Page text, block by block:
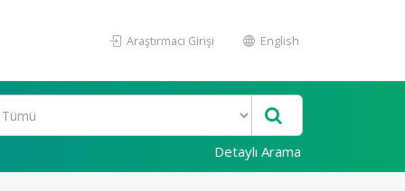
Araştırmacı Girişi English
Detaylı Arama